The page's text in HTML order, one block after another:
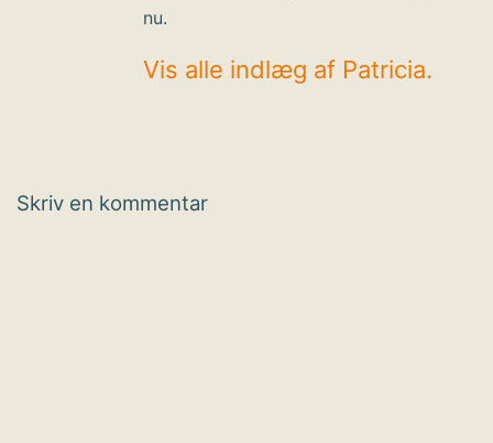
nu.
Vis alle indlæg af Patricia.
Skriv en kommentar